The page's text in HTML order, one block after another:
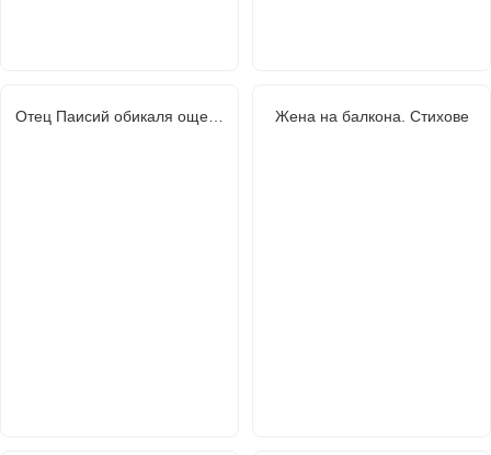
Отец Паисий обикаля още… Жена на балкона. Стихове